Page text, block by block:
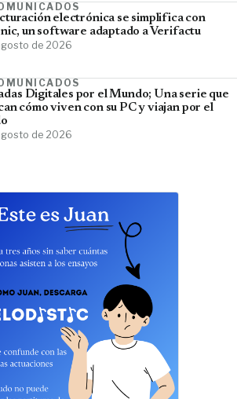
electrónica se simplifica con
un software adaptado a Verifactu
de 2026
Digitales por el Mundo; Una serie que
cómo viven con su PC y viajan por el
de 2026